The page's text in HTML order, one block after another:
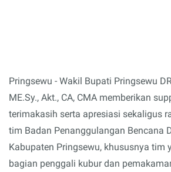
Pringsewu - Wakil Bupati Pringsewu
ME.Sy., Akt., CA, CMA memberikan
terimakasih serta apresiasi sekaligus
tim Badan Penanggulangan Bencana
Kabupaten Pringsewu, khususnya tim
bagian penggali kubur dan